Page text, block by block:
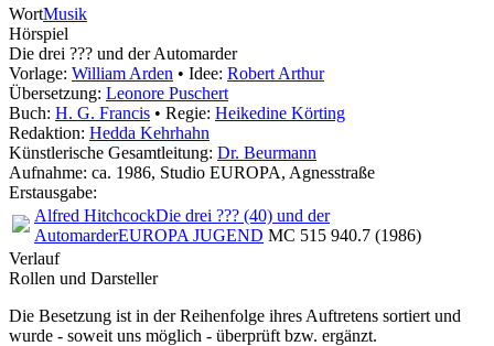
WortMusik
Hörspiel
Die drei ??? und der Automarder
Vorlage: William Arden • Idee: Robert Arthur
Übersetzung: Leonore Puschert
Buch: H. G. Francis • Regie: Heikedine Körting
Redaktion: Hedda Kehrhahn
Künstlerische Gesamtleitung: Dr. Beurmann
Aufnahme: ca. 1986, Studio EUROPA, Agnesstraße
Erstausgabe:
Alfred HitchcockDie drei ??? (40) und der
AutomarderEUROPA JUGEND MC 515 940.7 (1986)
Verlauf
Rollen und Darsteller
Die Besetzung ist in derReihenfolge ihres Auftretens sortiert und
wurde - soweit uns möglich - überprüft bzw. ergänzt.